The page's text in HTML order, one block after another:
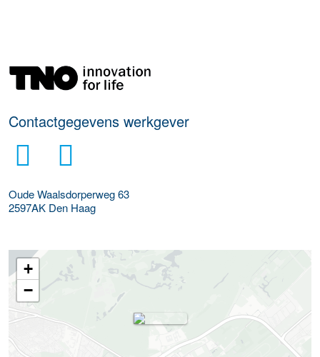
Meer werkgever details
Contactgegevens werkgever
Oude Waalsdorperweg 63
2597AK Den Haag
+
−